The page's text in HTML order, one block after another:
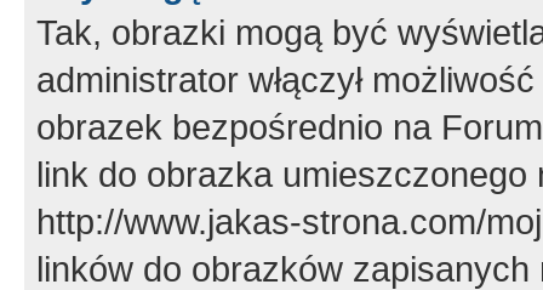
Tak, obrazki mogą być
administrator włączył
obrazek bezpośrednio na
link do obrazka
http://www.jakas-strona.com/
linków do obrazków